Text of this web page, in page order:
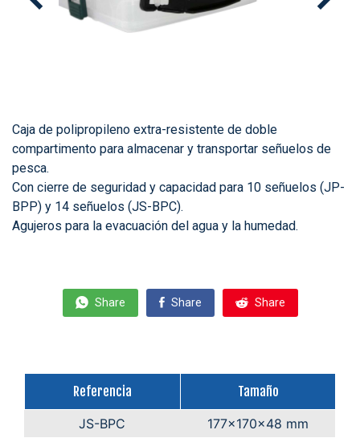
Caja de polipropileno extra-resistente de doble
compartimento para almacenar y transportar señuelos de
pesca.
Con cierre de seguridad y capacidad para 10 señuelos (JP-
BPP) y 14 señuelos (JS-BPC).
Agujeros para la evacuación del agua y la humedad.
Share Share Share
Referencia
Tamaño
JS-BPC
177x170x48 mm